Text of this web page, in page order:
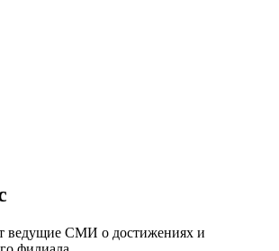
ведущие СМИ о достижениях и